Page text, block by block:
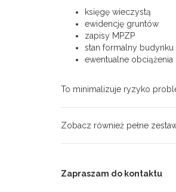
księgę wieczystą
ewidencję gruntów
zapisy MPZP
stan formalny budynku
ewentualne obciążenia
To minimalizuje ryzyko
Zobacz również pełne
Zapraszam do kontaktu